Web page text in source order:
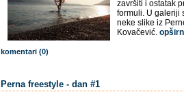
završiti i ostatak
formuli. U galeriji
neke slike iz
Kovačević.
komentari (0)
Perna freestyle - dan #1